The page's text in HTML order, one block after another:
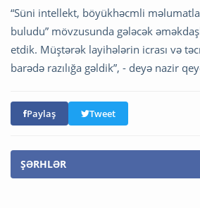
“Süni intellekt, böyükhəcmli
buludu” mövzusunda gələcək
etdik. Müştərək layihələrin icrası və
barədə razılığa gəldik”, - deyə nazir
Paylaş Tweet
ŞƏRHLƏR